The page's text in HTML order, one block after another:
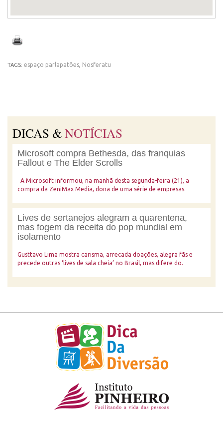
TAGS: espaço parlapatões, Nosferatu
DICAS &NOTÍCIAS
Microsoft compra Bethesda, das franquias
Fallout e The Elder Scrolls
A Microsoft informou, na manhã desta segunda-feira (21), a
compra da ZeniMax Media, dona de uma série de empresas.
Lives de sertanejos alegram a quarentena,
mas fogem da receita do pop mundial em
isolamento
Gusttavo Lima mostra carisma, arrecada doações, alegra fãs e
precede outras ‘lives de sala cheia’ no Brasil, mas difere do.